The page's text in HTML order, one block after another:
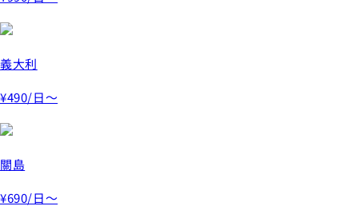
義大利
¥490/日～
關島
¥690/日～